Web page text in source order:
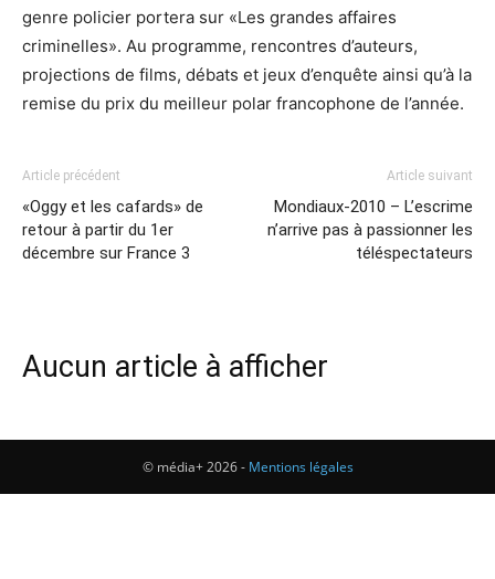
genre policier portera sur «Les grandes affaires
criminelles». Au programme, rencontres d’auteurs,
projections de films, débats et jeux d’enquête ainsi qu’à la
remise du prix du meilleur polar francophone de l’année.
Article précédent
«Oggy et les cafards» de
retour à partir du 1er
décembre sur France 3
Article suivant
Mondiaux-2010 – L’escrime
n’arrive pas à passionner les
téléspectateurs
Aucun article à afficher
© média+ 2026 - Mentions légales